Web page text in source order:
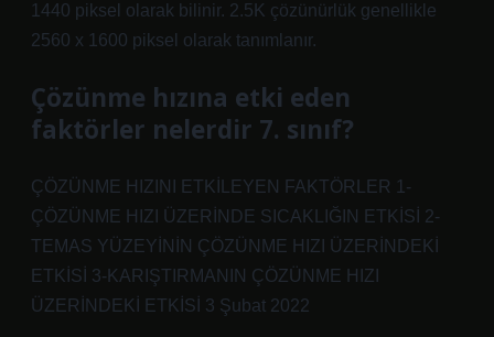
1440 piksel olarak bilinir. 2.5K çözünürlük genellikle
2560 x 1600 piksel olarak tanımlanır.
Çözünme hızına etki eden
faktörler nelerdir 7. sınıf?
ÇÖZÜNME HIZINI ETKİLEYEN FAKTÖRLER 1-
ÇÖZÜNME HIZI ÜZERİNDE SICAKLIĞIN ETKİSİ 2-
TEMAS YÜZEYİNİN ÇÖZÜNME HIZI ÜZERİNDEKİ
ETKİSİ 3-KARIŞTIRMANIN ÇÖZÜNME HIZI
ÜZERİNDEKİ ETKİSİ 3 Şubat 2022